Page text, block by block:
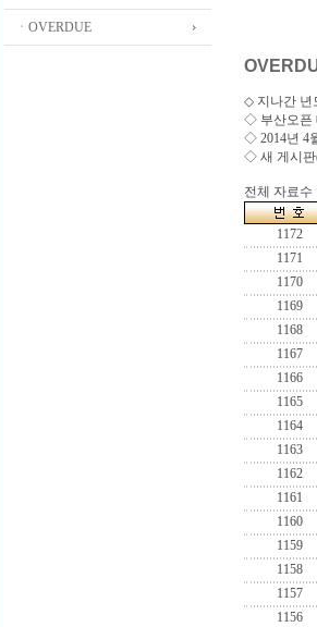
ㆍOVERDUE
◇ 지나간 년
◇ 부산오픈
◇ 2014년 4
◇ 새 게시
전체 자료수
1172
1171
1170
1169
1168
1167
1166
1165
1164
1163
1162
1161
1160
1159
1158
1157
1156